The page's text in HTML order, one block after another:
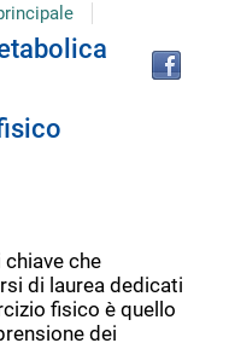
che
di laurea dedicati
fisico è quello
dei